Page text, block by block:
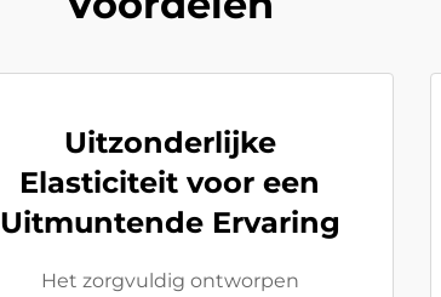
Uitzonderlijke
Elasticiteit voor een
Uitmuntende Ervaring
Het zorgvuldig ontworpen